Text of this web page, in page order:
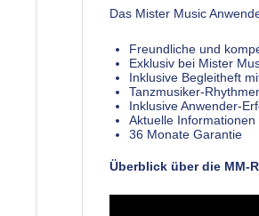
Das Mister Music
Freundliche und
Exklusiv bei Mister
Inklusive Begleitheft
Tanzmusiker-
Inklusive Anwender-
Aktuelle
36 Monate Garantie
Überblick über die MM-